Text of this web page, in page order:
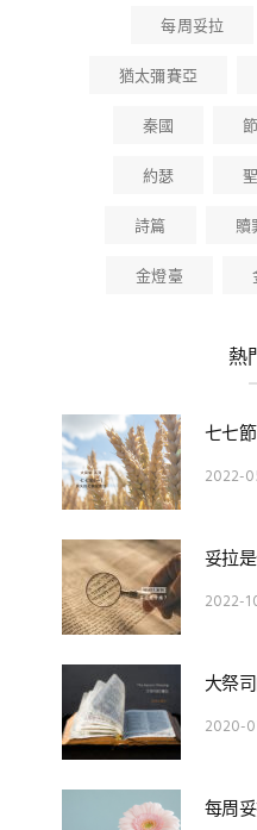
每周妥拉
猶太彌賽亞
秦國
約瑟
詩篇
贖
金燈臺
熱
七七
2022-
妥拉
2022-
大祭
2020-